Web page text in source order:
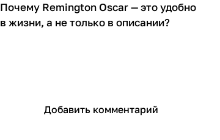
О товарах
Почему Remington Oscar — это удобно
в жизни, а не только в описании?
Добавить комментарий